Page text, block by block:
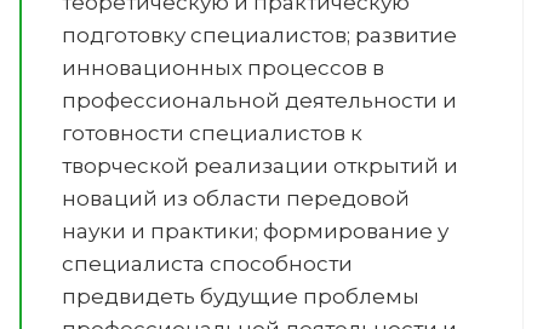
подготовку специалистов; развитие
инновационных процессов в
профессиональной деятельности и
готовности специалистов к
творческой реализации открытий и
новаций из области передовой
науки и практики; формирование у
специалиста способности
предвидеть будущие проблемы